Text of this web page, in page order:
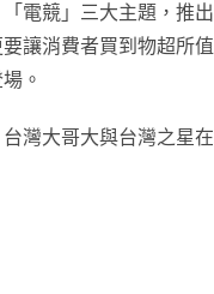
電競」三大主題，推
讓消費者買到物超所
場 。
灣大哥大與台灣之星